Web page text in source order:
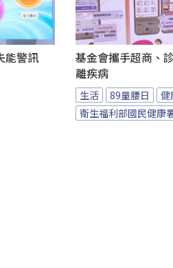
能警訊
基金會攜手超商、
離疾病
生活 89量腰日
健
衛生福利部國民健康